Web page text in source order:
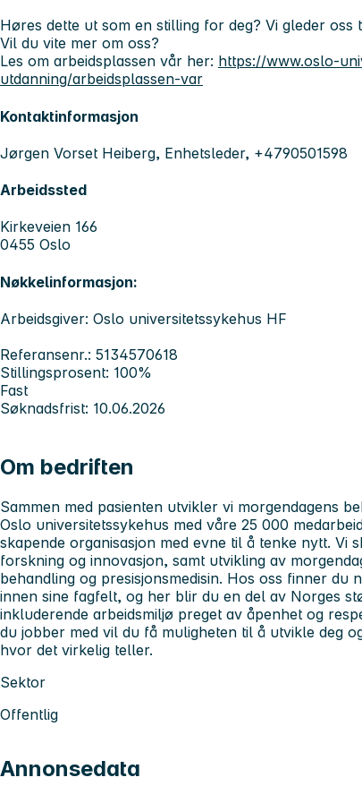
Høres dette ut som en stilling for deg? Vi gleder oss
Vil du vite mer om oss?
Les om arbeidsplassen vår her: https://www.oslo-
utdanning/arbeidsplassen-var
Kontaktinformasjon
Jørgen Vorset Heiberg, Enhetsleder, +4790501598
Arbeidssted
Kirkeveien 166
0455 Oslo
Nøkkelinformasjon:
Arbeidsgiver: Oslo universitetssykehus HF
Referansenr.: 5134570618
Stillingsprosent: 100%
Fast
Søknadsfrist: 10.06.2026
Om bedriften
Sammen med pasienten utvikler vi morgendagens
Oslo universitetssykehus med våre 25 000
skapende organisasjon med evne til å tenke nytt. Vi
forskning og innovasjon, samt utvikling av
behandling og presisjonsmedisin. Hos oss finner du
innen sine fagfelt, og her blir du en del av Norges
inkluderende arbeidsmiljø preget av åpenhet og
du jobber med vil du få muligheten til å utvikle deg
hvor det virkelig teller.
Sektor
Offentlig
Annonsedata